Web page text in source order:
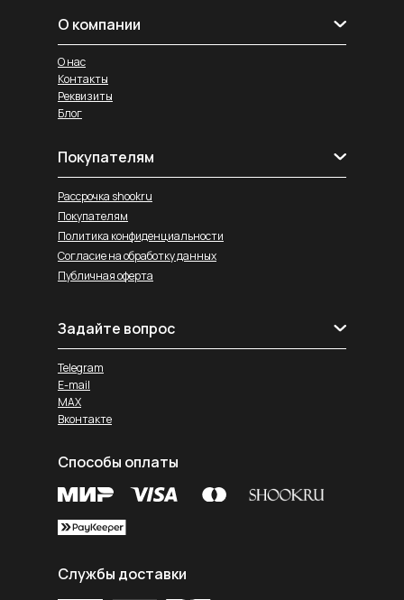
О компании
Реквизиты
Блог
О нас
Контакты
Покупателям
Рассрочка shookru
Покупателям
Политика конфиденциальности
Согласие на обработку данных
Публичная оферта
Задайте вопрос
Telegram
E-mail
MAX
Вконтакте
Службы доставки
Способы оплаты